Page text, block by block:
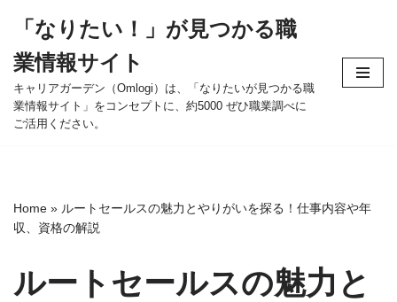
ン
テ
ン
ツ
ッ
プ
「なりたい！」が見つかる職
業情報サイト
キャリアガーデン（Omlogi）は、「なりたいが見つかる職
業情報サイト」をコンセプトに、約5000 ぜひ職業調べに
ご活用ください。
Home » ルートセールスの魅力とやりがいを探る！仕事内容や年
収、資格の解説
ルートセールスの魅力と